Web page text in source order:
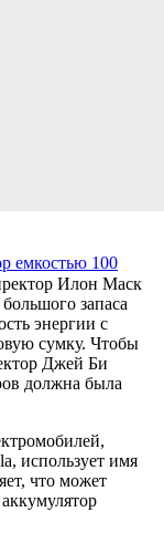
емкостью 100
Илон Маск
запаса
энергии с
сумку. Чтобы
Джей Би
должна была
использует имя
что может